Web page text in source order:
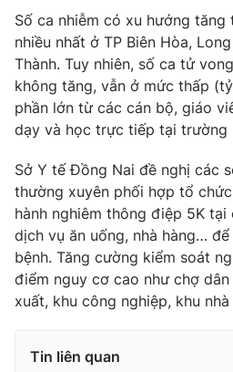
Sản phẩm
Thị trường
Tư vấn
Giao lưu trực tuyến
Lịch phát sóng
Chuyên mục khác
Emagazine
Photo
Video
Số ca nhiễm có xu hướng
nhiều nhất ở TP Biên Hòa,
Thành. Tuy nhiên, số ca tử
không tăng, vẫn ở mức thấp
phần lớn từ các cán bộ, giáo
dạy và học trực tiếp tại trường
Sở Y tế Đồng Nai đề nghị các
thường xuyên phối hợp tổ
hành nghiêm thông điệp 5K
dịch vụ ăn uống, nhà hàng…
bệnh. Tăng cường kiểm soát
điểm nguy cơ cao như chợ
xuất, khu công nghiệp, khu
Tin liên quan